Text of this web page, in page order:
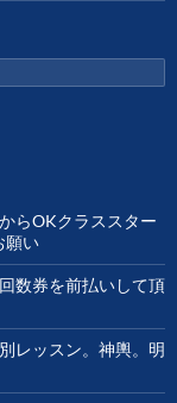
らOKクラススター
願い
数券を前払いして頂
レッスン。神輿。明